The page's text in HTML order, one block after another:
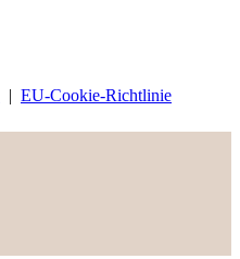
| EU-Cookie-Richtlinie